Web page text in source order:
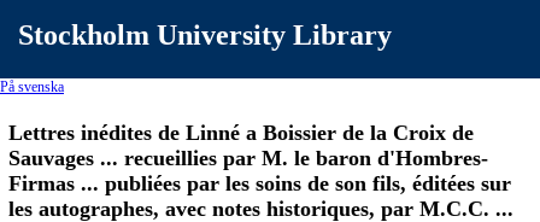
Stockholm University Library
På svenska
Lettres inédites de Linné a Boissier de la Croix de
Sauvages ... recueillies par M. le baron d'Hombres-
Firmas ... publiées par les soins de son fils, éditées sur
les autographes, avec notes historiques, par M.C.C. ...